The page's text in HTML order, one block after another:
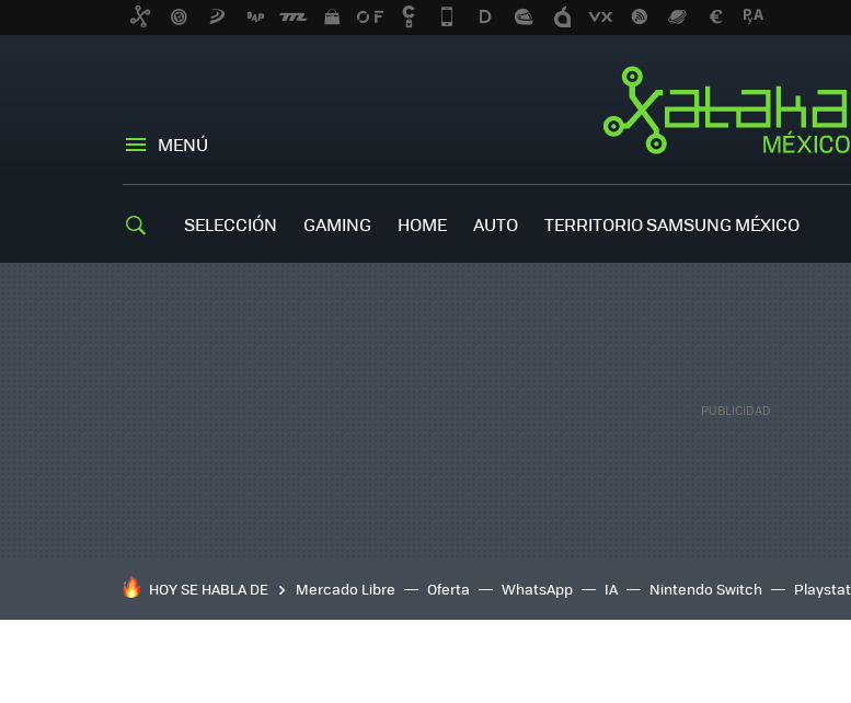
MENÚ
SELECCIÓN GAMING HOME AUTO TERRITORIO SAMSUNG MÉXICO
HOY SE HABLA DE Mercado Libre Oferta WhatsApp IA Nintendo Switch